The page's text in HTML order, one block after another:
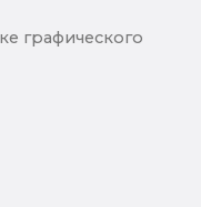
графического